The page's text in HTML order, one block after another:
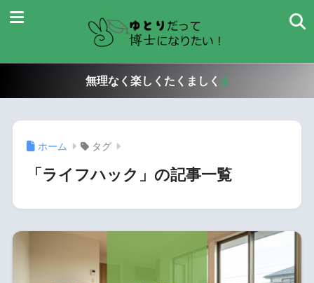
無理なく楽しくたくましく
ホーム タグ
「ライフハック」の記事一覧